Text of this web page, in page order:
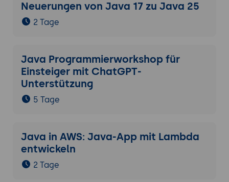
Neuerungen von Java 17 zu Java 25
2 Tage
Java Programmierworkshop für
Einsteiger mit ChatGPT-
Unterstützung
5 Tage
Java in AWS: Java-App mit Lambda
entwickeln
2 Tage